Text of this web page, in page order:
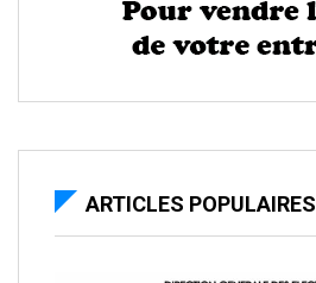
ARTICLES POPULAIRES